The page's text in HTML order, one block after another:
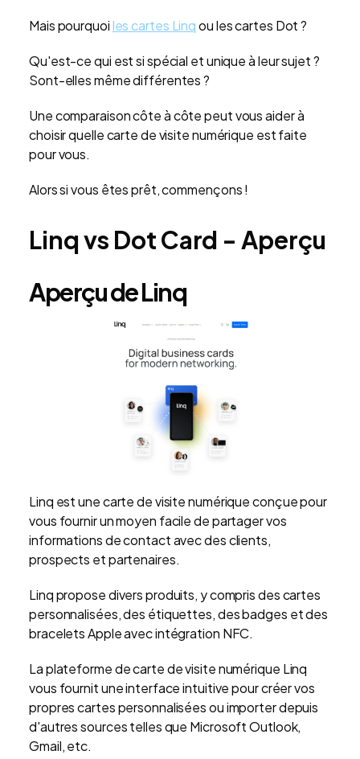
Mais pourquoiles cartes Linqou les cartes Dot ?
Qu'est-ce qui est si spécial et unique à leur sujet ?
Sont-elles même différentes ?
Une comparaison côte à côte peut vous aider à
choisir quelle carte de visite numérique est faite
pour vous.
Alors si vous êtes prêt, commençons !
Linq vs Dot Card - Aperçu
Aperçu de Linq
Linq est une carte de visite numérique conçue pour
vous fournir un moyen facile de partager vos
informations de contact avec des clients,
prospects et partenaires.
Linq propose divers produits, y compris des cartes
personnalisées, des étiquettes, des badges et des
bracelets Apple avec intégration NFC.
La plateforme de carte de visite numérique Linq
vous fournit une interface intuitive pour créer vos
propres cartes personnalisées ou importer depuis
d'autres sources telles que Microsoft Outlook,
Gmail, etc.